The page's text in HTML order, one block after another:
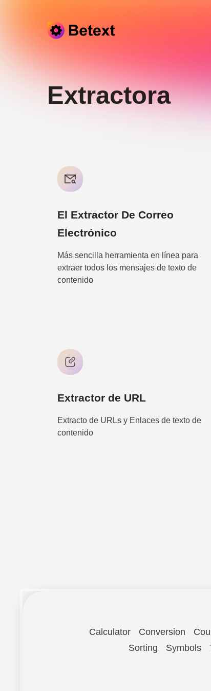
Extractora
El Extractor De Correo
Electrónico
Más sencilla herramienta en línea para
extraer todos los mensajes de texto de
contenido
Extractor de URL
Extracto de URLs y Enlaces de texto de
contenido
Calculator Conversion
Sorting
Symbols